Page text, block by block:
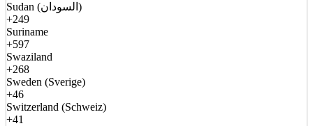
Sudan (السودان)
+249
Suriname
+597
Swaziland
+268
Sweden (Sverige)
+46
Switzerland (Schweiz)
+41